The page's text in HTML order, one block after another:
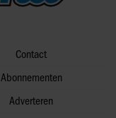
Contact
Abonnementen
Adverteren